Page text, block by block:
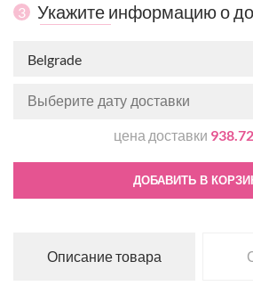
3 Укажите информацию о
Belgrade
цена доставки
ДОБАВИТЬ В
Описание товара